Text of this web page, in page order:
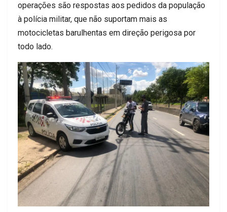
operações são respostas aos pedidos da população
à polícia militar, que não suportam mais as
motocicletas barulhentas em direção perigosa por
todo lado.